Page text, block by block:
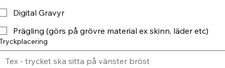
Digital Gravyr
Prägling (görs på grövre material ex skinn, läder etc)